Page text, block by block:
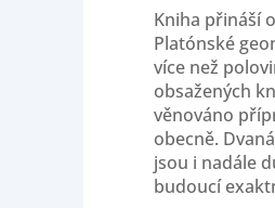
Kniha přináší
Platónské
více než
obsažených
věnováno
obecně.
jsou i nadále
budoucí